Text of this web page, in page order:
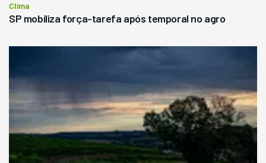
Clima
SP mobiliza força-tarefa após temporal no agro